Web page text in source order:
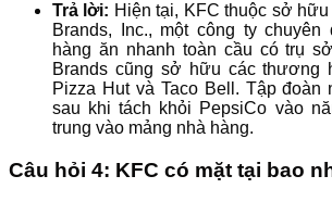
Trả lời: Hiện tại, KFC thuộc sở
Brands, Inc., một công ty
hàng ăn nhanh toàn cầu có trụ
Brands cũng sở hữu các thương
Pizza Hut và Taco Bell. Tập đoàn
sau khi tách khỏi PepsiCo vào
trung vào mảng nhà hàng.
Câu hỏi 4: KFC có mặt tại bao